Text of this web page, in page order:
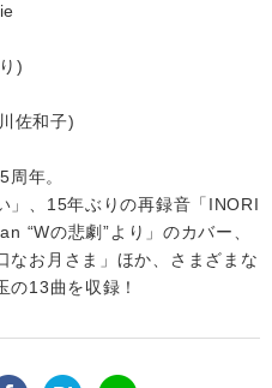
)
佐和子)
年。
」、15年ぶりの再録音「INORI
“Wの悲劇”より」のカバー、
なお月さま」ほか、さまざまな
の13曲を収録！